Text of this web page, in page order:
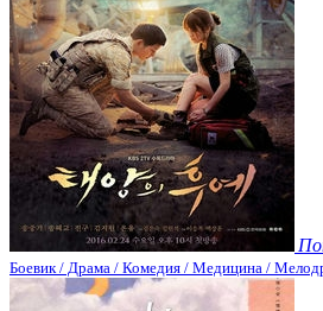
Боевик / Драма / Комедия / Медицина /